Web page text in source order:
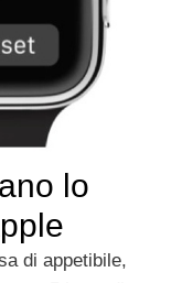
lo
di appetibile,